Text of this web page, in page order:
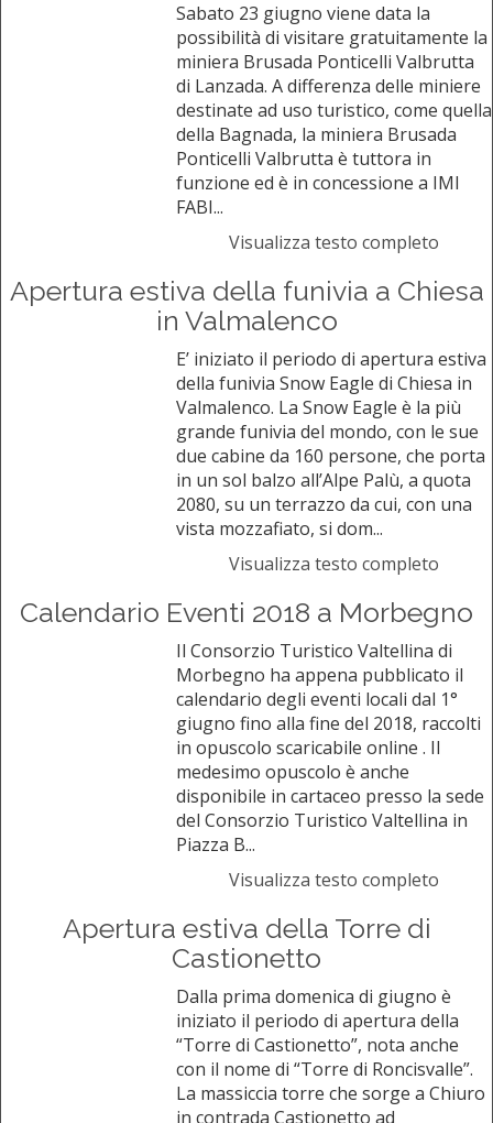
Sabato 23 giugno viene data la
possibilità di visitare gratuitamente la
miniera Brusada Ponticelli Valbrutta
di Lanzada. A differenza delle miniere
destinate ad uso turistico, come quella
della Bagnada, la miniera Brusada
Ponticelli Valbrutta è tuttora in
funzione ed è in concessione a IMI
FABI...
Visualizza testo completo
Apertura estiva della funivia a Chiesa
in Valmalenco
E’ iniziato il periodo di apertura estiva
della funivia Snow Eagle di Chiesa in
Valmalenco. La Snow Eagle è la più
grande funivia del mondo, con le sue
due cabine da 160 persone, che porta
in un sol balzo all’Alpe Palù, a quota
2080, su un terrazzo da cui, con una
vista mozzafiato, si dom...
Visualizza testo completo
Calendario Eventi 2018 a Morbegno
Il Consorzio Turistico Valtellina di
Morbegno ha appena pubblicato il
calendario degli eventi locali dal 1°
giugno fino alla fine del 2018, raccolti
in opuscolo scaricabile online . Il
medesimo opuscolo è anche
disponibile in cartaceo presso la sede
del Consorzio Turistico Valtellina in
Piazza B...
Visualizza testo completo
Apertura estiva della Torre di
Castionetto
Dalla prima domenica di giugno è
iniziato il periodo di apertura della
“Torre di Castionetto”, nota anche
con il nome di “Torre di Roncisvalle”.
La massiccia torre che sorge a Chiuro
in contrada Castionetto ad